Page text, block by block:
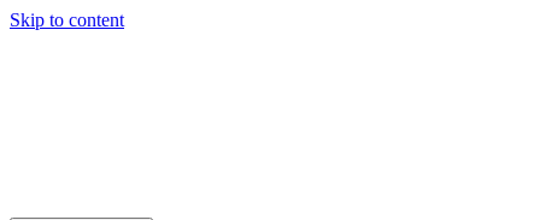
Skip to content